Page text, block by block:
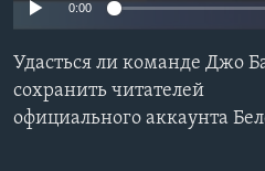
СОЦИАЛЬНЫЕ СЕТИ
0:00
Удасться ли команде Джо
сохранить читателей
официального аккаунта